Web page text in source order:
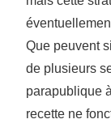
Que peuvent
de plusieurs
parapublique
recette ne